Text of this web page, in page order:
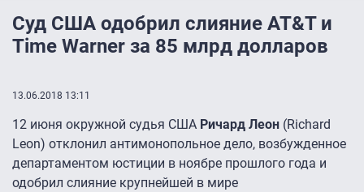
Суд США одобрил слияние AT&T и
Time Warner за 85 млрд долларов
13.06.2018 13:11
12 июня окружной судья США Ричард Леон (Richard
Leon) отклонил антимонопольное дело, возбужденное
департаментом юстиции в ноябре прошлого года и
одобрил слияние крупнейшей в мире